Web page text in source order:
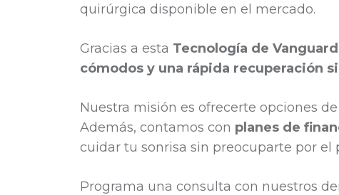
quirúrgica disponible en el mercado.
Gracias a esta Tecnología de
cómodos y una rápida recuperación
Nuestra misión es ofrecerte opciones de
Además, contamos con planes de
cuidar tu sonrisa sin preocuparte por el
Programa una consulta con nuestros